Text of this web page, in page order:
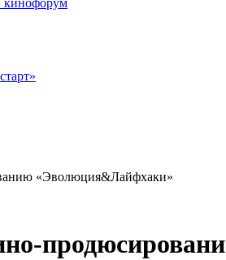
кинофорум
«Эволюция&Лайфхаки»